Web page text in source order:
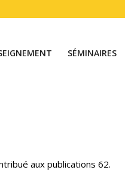
SÉMINAIRES
aux publications 62.